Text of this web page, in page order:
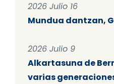
2026 Julio 16
Mundua dantzan,
2026 Julio 9
Alkartasuna de
varias